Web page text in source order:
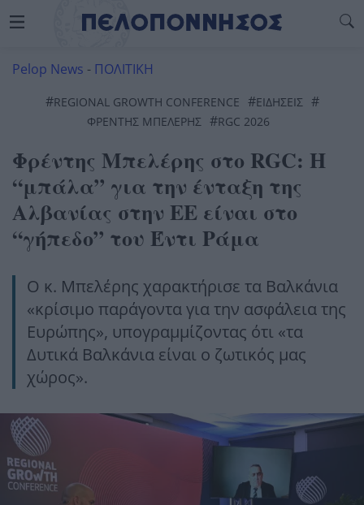
Pelop News - ΠΟΛΙΤΙΚΗ
#REGIONAL GROWTH CONFERENCE #ΕΙΔΗΣΕΙΣ #
ΦΡΕΝΤΗΣ ΜΠΕΛΕΡΗΣ #RGC 2026
Φρέντης Μπελέρης στο RGC: Η
“μπάλα” για την ένταξη της
Αλβανίας στην ΕΕ είναι στο
“γήπεδο” του Έντι Ράμα
Ο κ. Μπελέρης χαρακτήρισε τα Βαλκάνια
«κρίσιμο παράγοντα για την ασφάλεια της
Ευρώπης», υπογραμμίζοντας ότι «τα
Δυτικά Βαλκάνια είναι ο ζωτικός μας
χώρος».